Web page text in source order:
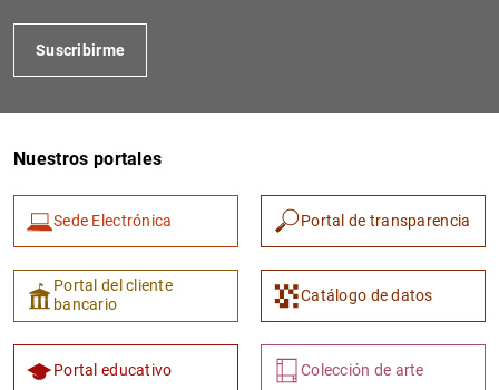
Suscribirme
Nuestros portales
Sede Electrónica Portal de transparencia
Portal del cliente
bancario
Catálogo de datos
Portal educativo Colección de arte